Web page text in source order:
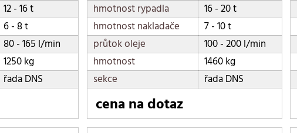
4140 kg
430 kg
540 kg
695 kg
940 kg
12 - 16 t
6 - 8 t
80 - 165 l/min
1250 kg
řada DNS
hmotnost rypadla
16 - 20 t
hmotnost nakladače
7 - 10 t
průtok oleje
100 - 200 l/min
hmotnost
1460 kg
sekce
řada DNS
cena na dotaz